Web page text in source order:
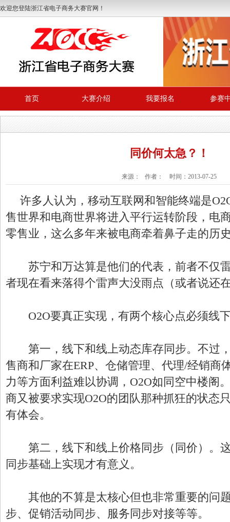
欢迎您登陆浙江省电子商务大赛官网！
首页 大赛介绍 我要报名 参赛
同价何太急？！
来源： 作者： 时间：2013-07-25
许多人认为，移动互联网和智能终端是
售世界和电商世界将进入平行运转阶段，电
零售业，这么多年来被电商牵着鼻子走的历
苏宁和万达算是他们的代表，前者不仅
者现在看来落得个雷声大没雨点（或者说还
O2O要真正实现，有两个核心点必须线
第一，线下和线上动态库存同步。不过
售商和厂家在ERP、仓储管理、代理/经销商
力等方面利益难以协调，O2O如同空中楼阁
商又被要求实现O2O的团队那种抓狂的状态
有体会。
第二，线下和线上价格同步（同价）。
同步基础上实现才有意义。
其他的不算是太核心但也非常重要的问
步、促销活动同步、服务同步对接等等。